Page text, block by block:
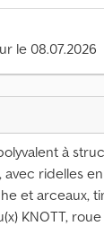
le 08.07.2026
à
avec ridelles
et arceaux,
KNOTT,